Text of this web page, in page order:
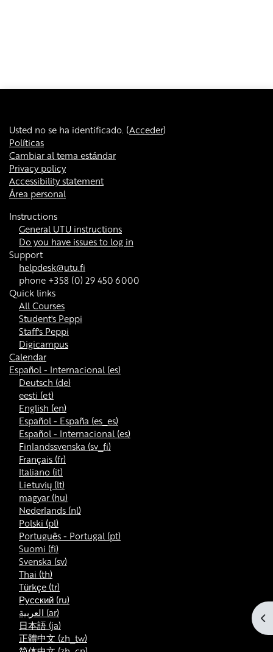
Usted no se ha identificado. (Acceder)
Políticas
Cambiar al tema estándar
Privacy policy
Accessibility statement
Área personal
Instructions
General UTU instructions
Do you have issues to log in
Support
helpdesk@utu.fi
phone +358 (0) 29 450 6000
Quick links
All Courses
Student's Peppi
Staff's Peppi
Digicampus
Calendar
Español - Internacional ‎(es)‎
Deutsch ‎(de)‎
eesti ‎(et)‎
English ‎(en)‎
Español - España ‎(es_es)‎
Español - Internacional ‎(es)‎
Finlandssvenska ‎(sv_fi)‎
Français ‎(fr)‎
Italiano ‎(it)‎
Lietuvių ‎(lt)‎
magyar ‎(hu)‎
Nederlands ‎(nl)‎
Polski ‎(pl)‎
Português - Portugal ‎(pt)‎
Suomi ‎(fi)‎
Svenska ‎(sv)‎
Thai ‎(th)‎
Türkçe ‎(tr)‎
Русский ‎(ru)‎
العربية ‎(ar)‎
日本語 ‎(ja)‎
正體中文 ‎(zh_tw)‎